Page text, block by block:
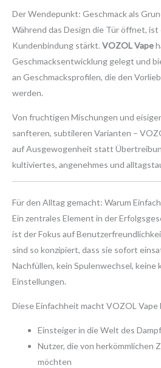
Der Wendepunkt: Geschmack als
Während das Design die Tür öffnet, ist
Kundenbindung stärkt.VOZOL Vape
Geschmacksentwicklung gelegt und
an Geschmacksprofilen, die den
werden.
Von fruchtigen Mischungen und
sanfteren, subtileren Varianten –
auf Ausgewogenheit statt
kultiviertes, angenehmes und
Für den Alltag gemacht: Warum
Ein zentrales Element in der
ist der Fokus auf
sind so konzipiert, dass sie sofort
Nachfüllen, kein Spulenwechsel, keine
Einstellungen.
Diese Einfachheit macht VOZOL
Einsteiger in die Welt des
Nutzer, die von herkömmlichen
möchten